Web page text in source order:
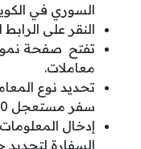
السوري في
النقر على
تفتح صفحة
معاملات.
سفر مستعجل 800 دولار).
إدخال
السفارة لتجديد